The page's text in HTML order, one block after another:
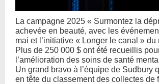
La campagne 2025 « Surmontez la
achevée en beauté, avec les
mai et l’initiative « Longer le canal » du
Plus de 250 000 $ ont été recueillis
l’amélioration des soins de santé
Un grand bravo à l’équipe de Sudbury
en tête du classement des collectes de